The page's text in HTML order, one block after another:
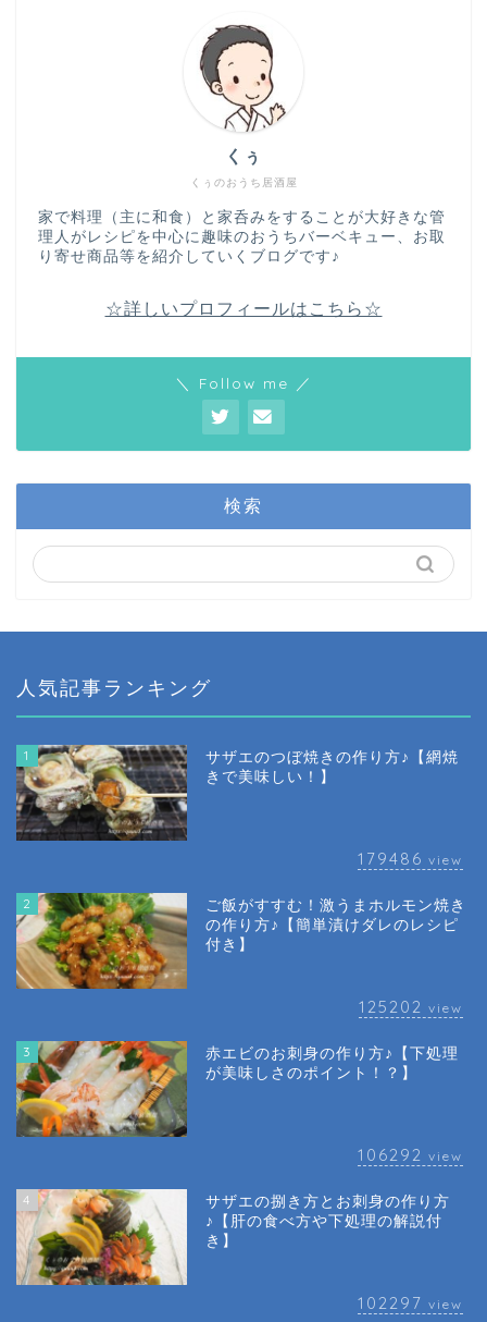
くぅのおうち居酒屋
くぅ
家で料理（主に和食）と家呑みをすることが大好きな管
理人がレシピを中心に趣味のおうちバーベキュー、お取
り寄せ商品等を紹介していくブログです♪
☆詳しいプロフィールはこちら☆
＼ Follow me ／
検索
人気記事ランキング
1
サザエのつぼ焼きの作り方♪【網焼
きで美味しい！】
179486 view
2
ご飯がすすむ！激うまホルモン焼き
の作り方♪【簡単漬けダレのレシピ
付き】
125202 view
3
赤エビのお刺身の作り方♪【下処理
が美味しさのポイント！？】
106292 view
4
サザエの捌き方とお刺身の作り方
♪【肝の食べ方や下処理の解説付
き】
102297 view